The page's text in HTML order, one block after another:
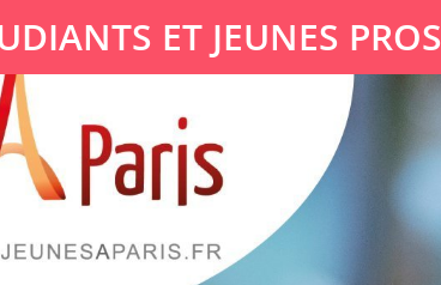
ET JEUNES PROS